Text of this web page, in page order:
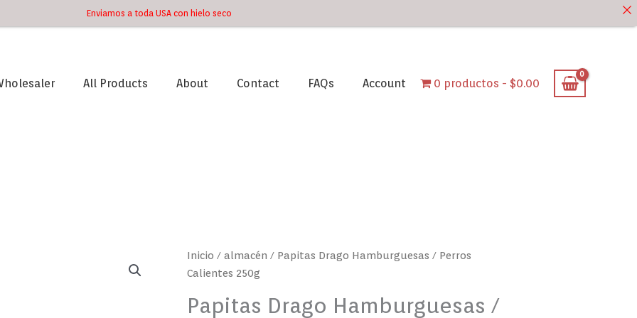
Enviamos a toda USA con hielo seco
All Products About Contact FAQs Account 0 productos $0.00
Inicio /almacén / Papitas Drago Hamburguesas / Perros
Calientes 250g
Papitas Drago Hamburguesas /